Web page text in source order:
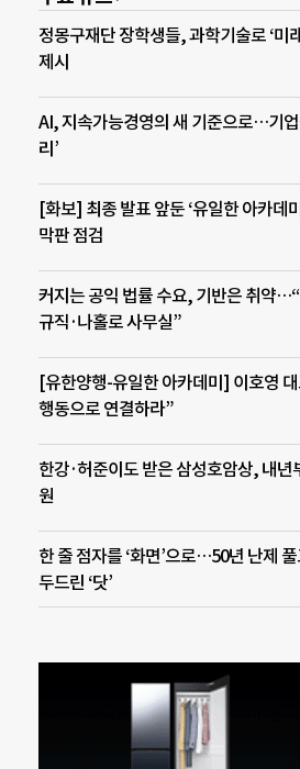
정몽구재단 장학생들, 과학기술로 ‘미
제시
AI, 지속가능경영의 새 기준으로…기업
리’
[화보] 최종 발표 앞둔 ‘유일한 아카데
막판 점검
커지는 공익 법률 수요, 기반은 취약
규직·나홀로 사무실”
[유한양행-유일한 아카데미] 이호영
행동으로 연결하라”
한강·허준이도 받은 삼성호암상, 내년
원
한 줄 점자를 ‘화면’으로…50년 난제
두드린 ‘닷’